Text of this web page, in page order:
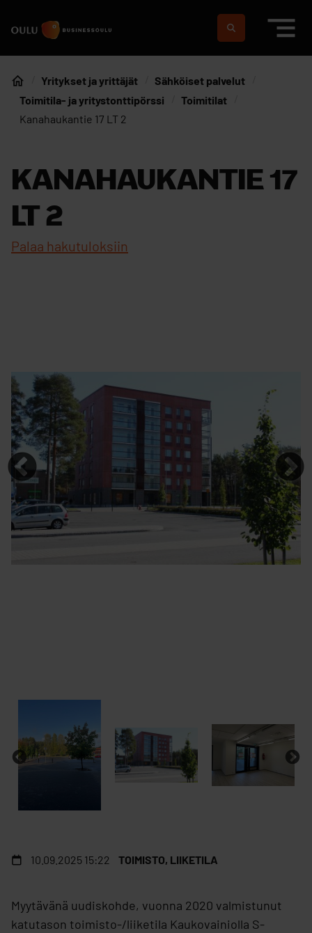
Etusivulle
Suomeksi
In english
Etusivu
Yritykset ja yrittäjät
Sähköiset palvelut
Toimitila- ja yritystonttipörssi
Toimitilat
Kanahaukantie 17 LT 2
KANAHAUKANTIE 17
LT 2
Palaa hakutuloksiin
10.09.2025 15:22 TOIMISTO, LIIKETILA
Myytävänä uudiskohde, vuonna 2020 valmistunut
katutason toimisto-/liiketila Kaukovainiolla S-